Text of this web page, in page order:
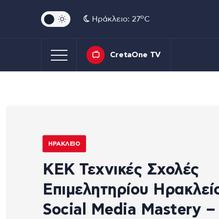
Ηράκλειο: 27oC
CretaOne TV
ΗΡΆΚΛΕΙΟ
ΚΕΚ Τεχνικές Σχολές
Επιμελητηρίου
Social Media Mastery –